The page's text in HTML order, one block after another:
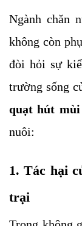
Ngành chăn
không còn
đòi hỏi sự
quạt hút
nuôi:
1. Tác hại
trại